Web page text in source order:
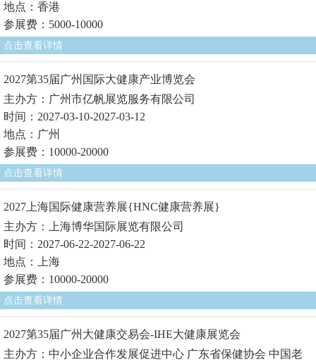
地点：香港
参展费：5000-10000
点击查看详情
2027第35届广州国际大健康产业博览会
主办方：广州市亿帆展览服务有限公司
时间：2027-03-10-2027-03-12
地点：广州
参展费：10000-20000
点击查看详情
2027上海国际健康营养展{HNC健康营养展}
主办方：上海博华国际展览有限公司
时间：2027-06-22-2027-06-22
地点：上海
参展费：10000-20000
点击查看详情
2027第35届广州大健康交易会-IHE大健康展览会
主办方：中小企业合作发展促进中心 广东省保健协会 中国老